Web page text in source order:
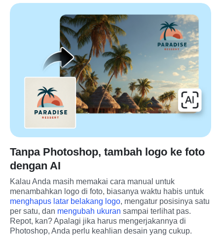
Tanpa Photoshop, tambah logo ke foto
dengan AI
Kalau Anda masih memakai cara manual untuk
menghapus latar belakang logo, mengatur posisinya satu
per satu, dan mengubah ukuran sampai terlihat pas.
Repot, kan? Apalagi jika harus mengerjakannya di
Photoshop, Anda perlu keahlian desain yang cukup.